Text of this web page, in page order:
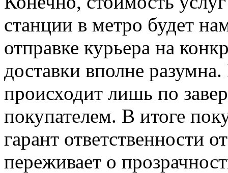
станции в метро будет
отправке курьера на
доставки вполне
происходит лишь по
покупателем. В итоге
гарант ответственности
переживает о